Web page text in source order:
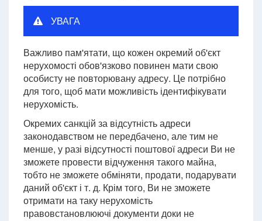
УВАГА
Важливо пам'ятати, що кожен окремий об'єкт
нерухомості обов'язково повинен мати свою
особисту не повторювану адресу. Це потрібно
для того, щоб мати можливість ідентифікувати
нерухомість.
Окремих санкцій за відсутність адреси
законодавством не передбачено, але тим не
менше, у разі відсутності поштової адреси Ви не
зможете провести відчуження такого майна,
тобто не зможете обміняти, продати, подарувати
даний об'єкт і т. д. Крім того, Ви не зможете
отримати на таку нерухомість
правовстановлюючі документи доки не